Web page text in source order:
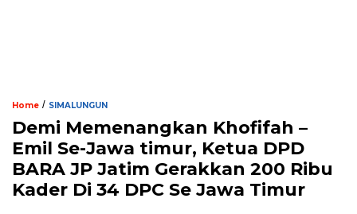
Home / SIMALUNGUN
Demi Memenangkan Khofifah –
Emil Se-Jawa timur, Ketua DPD
BARA JP Jatim Gerakkan 200 Ribu
Kader Di 34 DPC Se Jawa Timur